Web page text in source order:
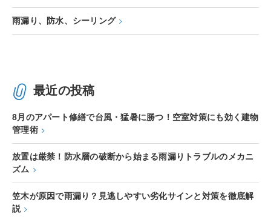
雨漏り、防水、シーリング
最近の投稿
8月のアパート修繕で台風・猛暑に勝つ！空室対策にも効く建物
管理術
放置は厳禁！防水層の破断から始まる雨漏りトラブルのメカニ
ズム
笠木が原因で雨漏り？見逃しやすい劣化サインと対策を徹底解
説